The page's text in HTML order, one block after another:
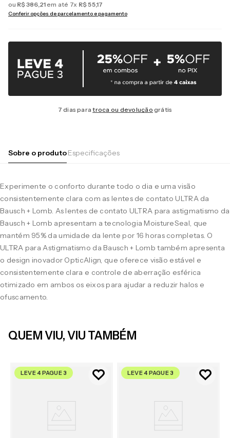
ou R$386,21 em até 7x R$55,17
Conferir opções de parcelamento e pagamento
7 dias paratroca ou devolução grátis
Sobre o produtoEspecificações
Experimente o conforto durante todo o dia e uma visão
consistentemente clara com as lentes de contato ULTRA da
Bausch + Lomb. As lentes de contato ULTRA para astigmatismo da
Bausch + Lomb apresentam a tecnologia MoistureSeal, que
mantém 95% da umidade da lente por 16 horas completas. O
ULTRA para Astigmatismo da Bausch + Lomb também apresenta
o design inovador OpticAlign, que oferece visão estável e
consistentemente clara e controle de aberração esférica
otimizado em ambos os eixos para ajudar a reduzir halos e
ofuscamento.
QUEM VIU, VIU TAMBÉM
LEVE 4 PAGUE 3 LEVE 4 PAGUE 3